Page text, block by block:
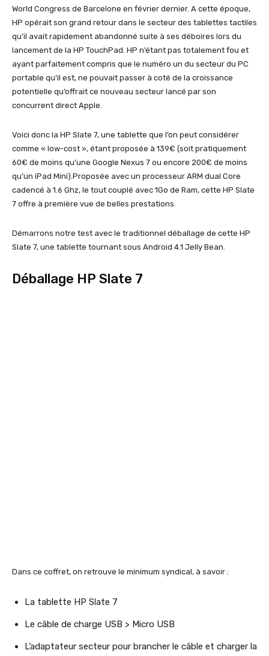
World Congress de Barcelone en février dernier. A cette époque,
HP opérait son grand retour dans le secteur des tablettes tactiles
qu’il avait rapidement abandonné suite à ses déboires lors du
lancement de la HP TouchPad. HP n’étant pas totalement fou et
ayant parfaitement compris que le numéro un du secteur du PC
portable qu’il est, ne pouvait passer à coté de la croissance
potentielle qu’offrait ce nouveau secteur lancé par son
concurrent direct Apple.
Voici donc la HP Slate 7, une tablette que l’on peut considérer
comme « low-cost », étant proposée à 139€ (soit pratiquement
60€ de moins qu’une Google Nexus 7 ou encore 200€ de moins
qu’un iPad Mini).Proposée avec un processeur ARM dual Core
cadencé à 1.6 Ghz, le tout couplé avec 1Go de Ram, cette HP Slate
7 offre à première vue de belles prestations.
Démarrons notre test avec le traditionnel déballage de cette HP
Slate 7, une tablette tournant sous Android 4.1 Jelly Bean.
Déballage HP Slate 7
Dans ce coffret, on retrouve le minimum syndical, à savoir :
La tablette HP Slate 7
Le câble de charge USB > Micro USB
L’adaptateur secteur pour brancher le câble et charger la